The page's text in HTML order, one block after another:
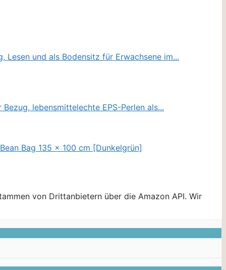
von Drittanbietern über die Amazon API. Wir